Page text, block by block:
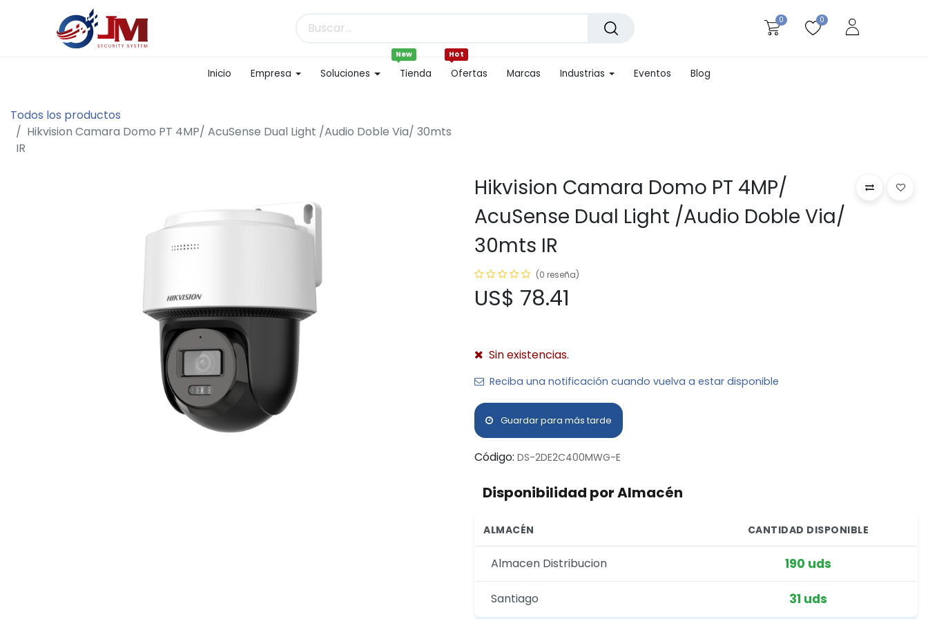
0 0
Inicio Empresa Soluciones Tienda
New
Ofertas
Hot
Marcas Industrias Eventos Blog
Todos los productos
Hikvision Camara Domo PT 4MP/ AcuSense Dual Light /Audio Doble Via/ 30mts
IR
Hikvision Camara Domo PT 4MP/
AcuSense Dual Light /Audio Doble Via/
30mts IR
(0 reseña)
US$ 78.41
Sin existencias.
Reciba una notificación cuando vuelva a estar disponible
Guardar para más tarde
Código: DS-2DE2C400MWG-E
Disponibilidad por Almacén
ALMACÉN CANTIDAD DISPONIBLE
Almacen Distribucion 190 uds
Santiago 31 uds